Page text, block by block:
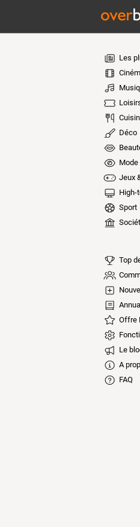
Les
Déco
Mode
Jeux
High-
Sport
Top
Offre
Le
A
FAQ